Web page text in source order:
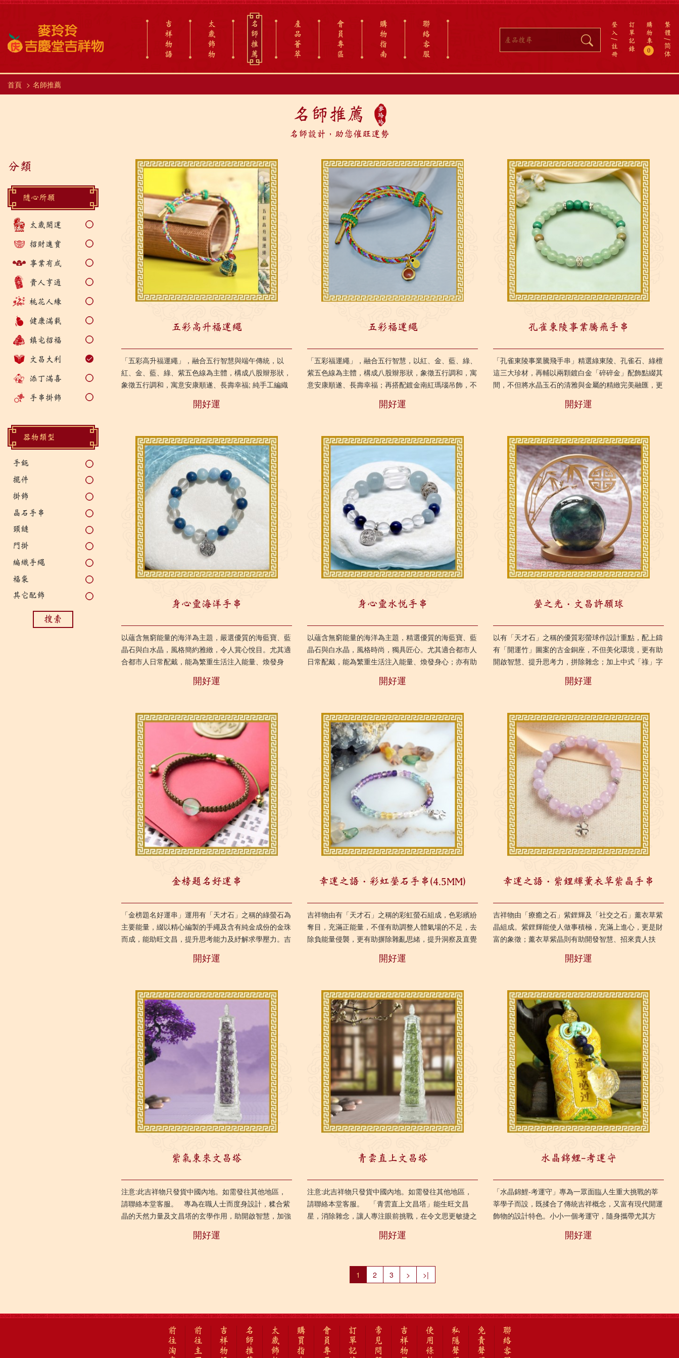
繁
體
简
体
購
物
車
0
訂
單
記
錄
登
入
註
冊
吉
祥
物
語
太
歲
飾
物
名
師
推
薦
產
品
薈
萃
會
員
專
區
購
物
指
南
聯
絡
客
服
首頁 名師推薦
名師推薦
名師設計，助您催旺運勢
分類
隨心所願
太歲開運
招財進寶
事業有成
貴人亨通
桃花人緣
健康滿載
鎮宅招福
文昌大利
添丁滿喜
手串掛飾
器物類型
手鈪
擺件
掛飾
晶石手串
頸鏈
門掛
編織手繩
福袋
其它配飾
搜索
五彩高升福運繩
「五彩高升福運繩」，融合五行智慧與端午傳統，以
紅、金、藍、綠、紫五色線為主體，構成八股辮形狀，
象徵五行調和，寓意安康順遂、長壽幸福; 純手工編織
開好運
五彩福運繩
「五彩福運繩」，融合五行智慧，以紅、金、藍、綠、
紫五色線為主體，構成八股辮形狀，象徵五行調和，寓
意安康順遂、長壽幸福；再搭配鍍金南紅瑪瑙吊飾，不
開好運
孔雀東陵事業騰飛手串
「孔雀東陵事業騰飛手串」精選綠東陵、孔雀石、綠檀
這三大珍材，再輔以兩顆鍍白金「碎碎金」配飾點綴其
間，不但將水晶玉石的清雅與金屬的精緻完美融匯，更
開好運
身心靈海洋手串
以蘊含無窮能量的海洋為主題，嚴選優質的海藍寶、藍
晶石與白水晶，風格簡約雅緻，令人賞心悅目。尤其適
合都市人日常配戴，能為繁重生活注入能量、煥發身
開好運
身心靈水悅手串
以蘊含無窮能量的海洋為主題，精選優質的海藍寶、藍
晶石與白水晶，風格時尚，獨具匠心。尤其適合都市人
日常配戴，能為繁重生活注入能量、煥發身心；亦有助
開好運
螢之光・文昌許願球
以有「天才石」之稱的優質彩螢球作設計重點，配上鑄
有「開運竹」圖案的古金銅座，不但美化環境，更有助
開啟智慧、提升思考力，拼除雜念；加上中式「祿」字
開好運
金榜題名好運串
「金榜題名好運串」運用有「天才石」之稱的綠螢石為
主要能量，綴以精心編製的手繩及含有純金成份的金珠
而成，能助旺文昌，提升思考能力及紓解求學壓力。吉
開好運
幸運之語・彩虹螢石手串(4.5MM)
吉祥物由有「天才石」之稱的彩虹螢石組成，色彩繽紛
奪目，充滿正能量，不僅有助調整人體氣場的不足，去
除負能量侵襲，更有助摒除雜亂思緒，提升洞察及直覺
開好運
幸運之語・紫鋰輝薰衣草紫晶手串
吉祥物由「療癒之石」紫鋰輝及「社交之石」薰衣草紫
晶組成。紫鋰輝能使人做事積極，充滿上進心，更是財
富的象徵；薰衣草紫晶則有助開發智慧、招來貴人扶
開好運
紫氣東來文昌塔
注意:此吉祥物只發貨中國內地。如需發往其他地區，
請聯絡本堂客服。 專為在職人士而度身設計，糅合紫
晶的天然力量及文昌塔的玄學作用，助開啟智慧，加強
開好運
青雲直上文昌塔
注意:此吉祥物只發貨中國內地。如需發往其他地區，
請聯絡本堂客服。 「青雲直上文昌塔」能生旺文昌
星，消除雜念，讓人專注眼前挑戰，在令文思更敏捷之
開好運
水晶錦鯉-考運守
「水晶錦鯉-考運守」專為一眾面臨人生重大挑戰的莘
莘學子而設，既揉合了傳統吉祥概念，又富有現代開運
飾物的設計特色。小小一個考運守，隨身攜帶尤其方
開好運
1 2 3 > >|
前
往
淘
前
往
主
吉
祥
物
名
師
推
太
歲
飾
購
買
指
會
員
專
訂
單
記
常
見
問
吉
祥
物
使
用
條
私
隱
聲
免
責
聲
聯
絡
客